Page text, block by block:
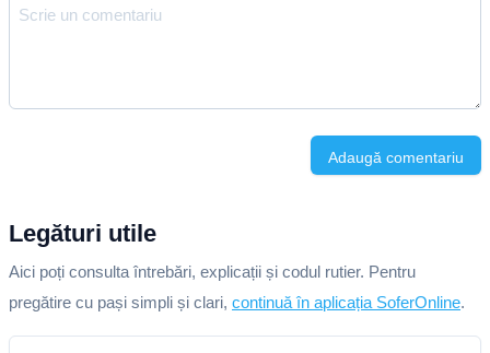
Adaugă comentariu
Legături utile
Aici poți consulta întrebări, explicații și codul rutier. Pentru
pregătire cu pași simpli și clari, continuă în aplicația SoferOnline.